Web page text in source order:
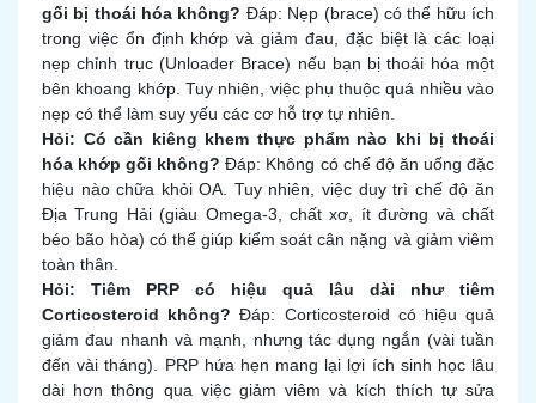
gối bị thoái hóa không? Đáp: Nẹp (brace) có thể hữu ích
trong việc ổn định khớp và giảm đau, đặc biệt là các loại
nẹp chỉnh trục (Unloader Brace) nếu bạn bị thoái hóa một
bên khoang khớp. Tuy nhiên, việc phụ thuộc quá nhiều vào
nẹp có thể làm suy yếu các cơ hỗ trợ tự nhiên.
Hỏi: Có cần kiêng khem thực phẩm nào khi bị thoái
hóa khớp gối không? Đáp: Không có chế độ ăn uống đặc
hiệu nào chữa khỏi OA. Tuy nhiên, việc duy trì chế độ ăn
Địa Trung Hải (giàu Omega-3, chất xơ, ít đường và chất
béo bão hòa) có thể giúp kiểm soát cân nặng và giảm viêm
toàn thân.
Hỏi: Tiêm PRP có hiệu quả lâu dài như tiêm
Corticosteroid không? Đáp: Corticosteroid có hiệu quả
giảm đau nhanh và mạnh, nhưng tác dụng ngắn (vài tuần
đến vài tháng). PRP hứa hẹn mang lại lợi ích sinh học lâu
dài hơn thông qua việc giảm viêm và kích thích tự sửa